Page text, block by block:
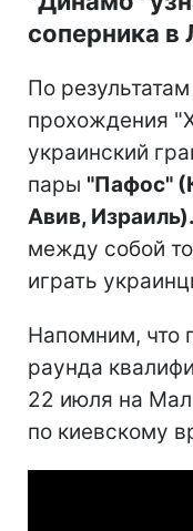
соперника в
По
прохождения
украинский
пары "Пафос"
Авив, Израиль).
между собой
играть
Напомним, что
раунда
22 июля на
по киевскому